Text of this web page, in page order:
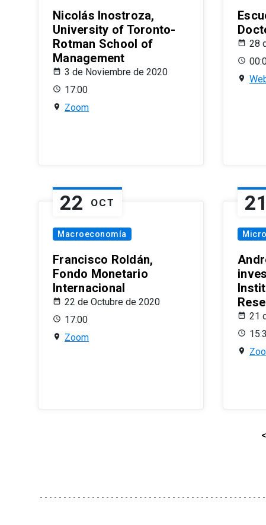
Nicolás Inostroza,
University of Toronto-
Rotman School of
Management
3 de Noviembre de 2020
17:00
Zoom
28
22 OCT
Macroeconomía
Francisco Roldán,
Fondo Monetario
Internacional
22 de Octubre de 2020
17:00
Zoom
21
21